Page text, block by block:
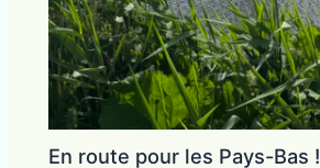
En route pour les Pays-Bas !